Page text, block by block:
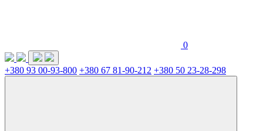
0
+380 93 00-93-800 +380 67 81-90-212 +380 50 23-28-298